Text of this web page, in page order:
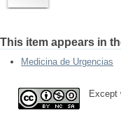
This item appears in
Medicina de Urgencias
Except